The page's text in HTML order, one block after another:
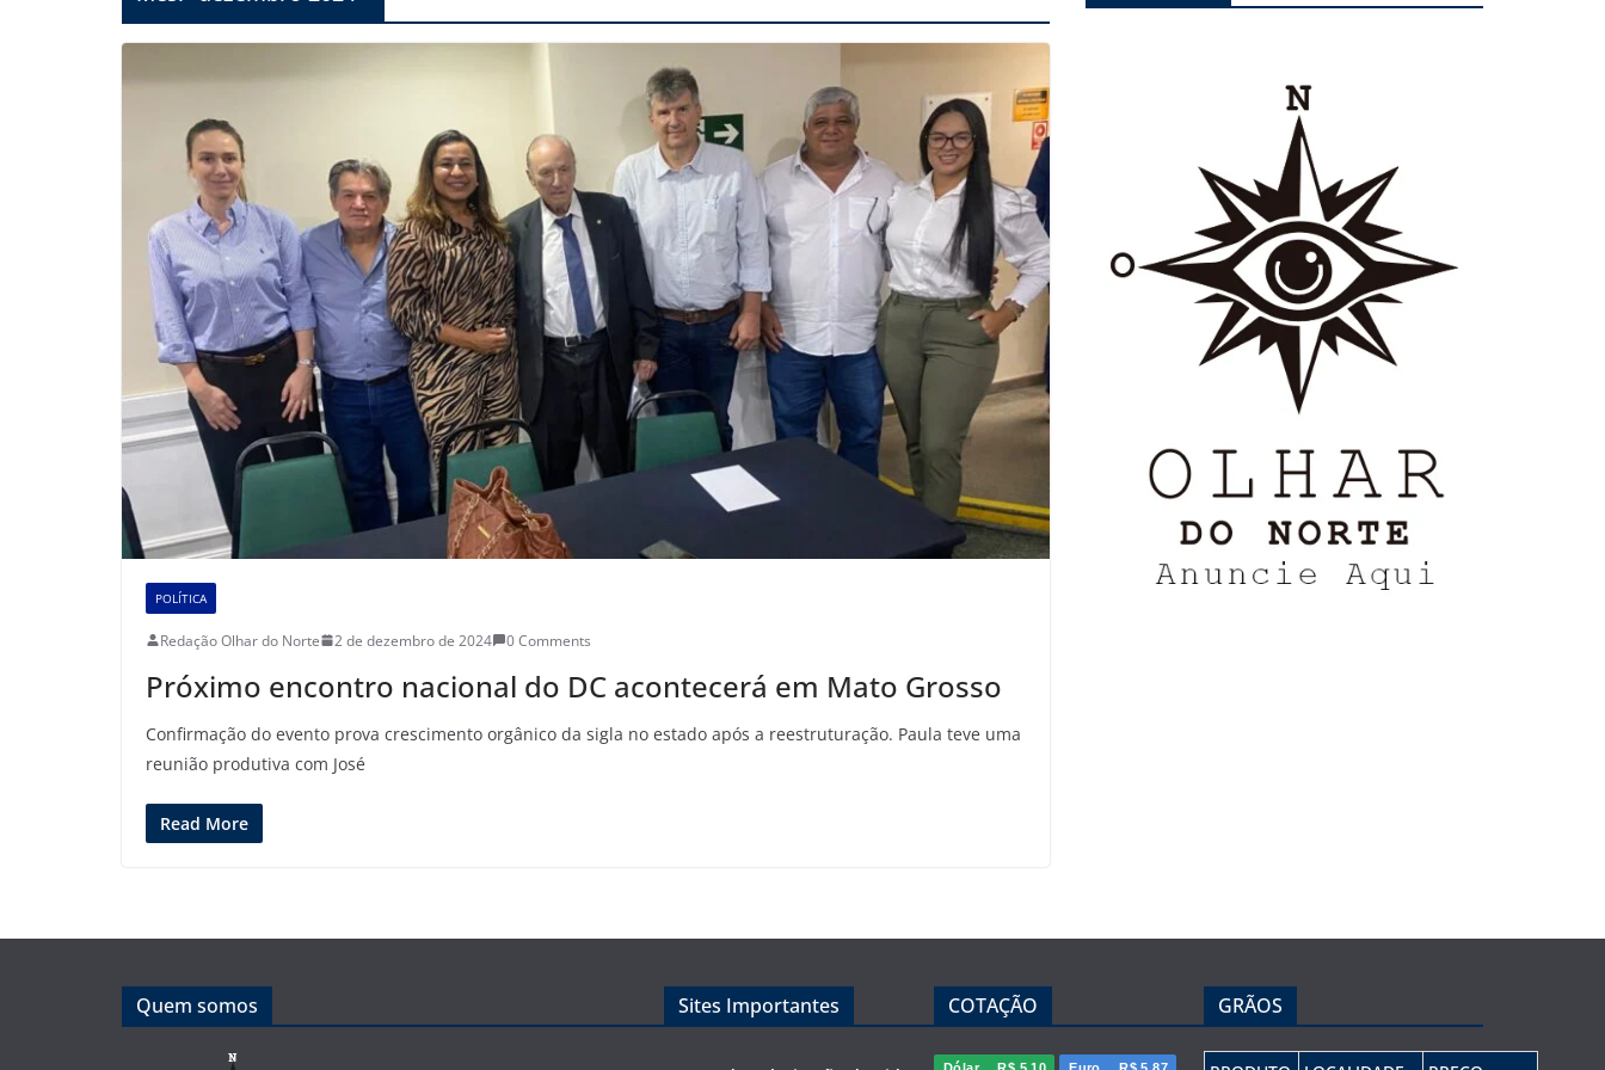
POLÍTICA
Redação Olhar do Norte 2 de dezembro de 2024 0 Comments
Próximo encontro nacional do DC acontecerá em Mato Grosso
Confirmação do evento prova crescimento orgânico da sigla no estado após a reestruturação. Paula teve uma
reunião produtiva com José
Read More
Quem somos Sites Importantes COTAÇÃO GRÃOS